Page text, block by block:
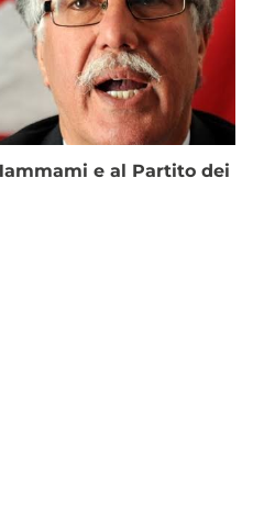
e al Partito dei